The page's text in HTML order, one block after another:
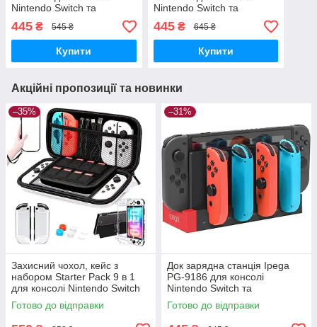
Nintendo Switch та
контролерів
445 ₴ 545 ₴
Купити
Nintendo Switch та
контролерів
445₴ 645 ₴
Купити
Акційні пропозиції та новинки
–35%
Захисний чохол, кейс з
набором Starter Pack 9 в 1
для консолі Nintendo Switch
OLED
Готово до відправки
–31%
Док зарядна станція Ipega
PG-9186 для консолі
Nintendo Switch та
контролерів
Готово до відправки